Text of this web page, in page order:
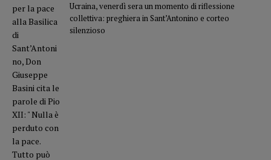
Ucraina, venerdì sera un momento di riflessione
collettiva: preghiera in Sant’Antonino e corteo
silenzioso